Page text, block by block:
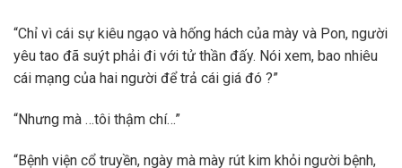
“Chỉ vì cái sự kiêu ngạo và hống hách của mày và Pon, người
yêu tao đã suýt phải đi với tử thần đấy. Nói xem, bao nhiêu
cái mạng của hai người để trả cái giá đó ?”
“Nhưng mà …tôi thậm chí…”
“Bệnh viện cổ truyền, ngày mà mày rút kim khỏi người bệnh,